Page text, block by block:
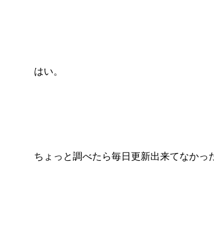
はい。
ちょっと調べたら毎日更新出来てなかっ